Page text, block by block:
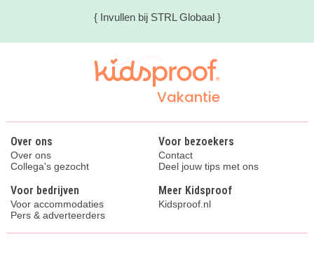
{ Invullen bij STRL Globaal }
Vakantie
Over ons
Over ons
Collega's gezocht
Voor bezoekers
Contact
Deel jouw tips met ons
Voor bedrijven
Voor accommodaties
Pers & adverteerders
Meer Kidsproof
Kidsproof.nl